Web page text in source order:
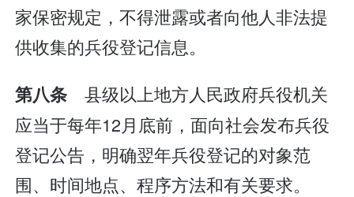
家保密规定，不得泄露或者向他人非法提
供收集的兵役登记信息。
第八条县级以上地方人民政府兵役机关
应当于每年12月底前，面向社会发布兵役
登记公告，明确翌年兵役登记的对象范
围、时间地点、程序方法和有关要求。